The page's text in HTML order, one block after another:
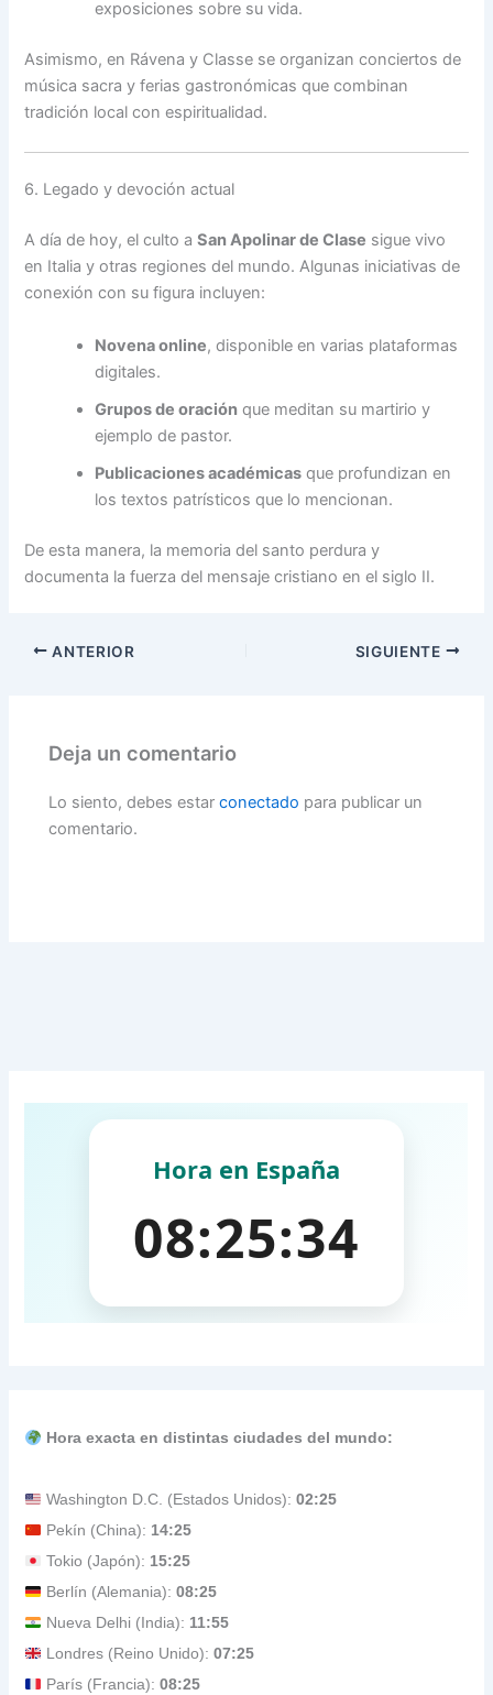
exposiciones sobre su vida.
Asimismo, en Rávena y Classe se organizan conciertos de
música sacra y ferias gastronómicas que combinan
tradición local con espiritualidad.
6. Legado y devoción actual
A día de hoy, el culto aSan Apolinar de Clase sigue vivo
en Italia y otras regiones del mundo. Algunas iniciativas de
conexión con su figura incluyen:
Novena online, disponible en varias plataformas
digitales.
Grupos de oración que meditan su martirio y
ejemplo de pastor.
Publicaciones académicas que profundizan en
los textos patrísticos que lo mencionan.
De esta manera, la memoria del santo perdura y
documenta la fuerza del mensaje cristiano en el siglo II.
ANTERIOR SIGUIENTE
Deja un comentario
Lo siento, debes estarconectado para publicar un
comentario.
Hora exacta en distintas ciudades del mundo:
Washington D.C. (Estados Unidos):02:25
Pekín (China): 14:25
Tokio (Japón): 15:25
Berlín (Alemania):08:25
Nueva Delhi (India): 11:55
Londres (Reino Unido):07:25
París (Francia):08:25